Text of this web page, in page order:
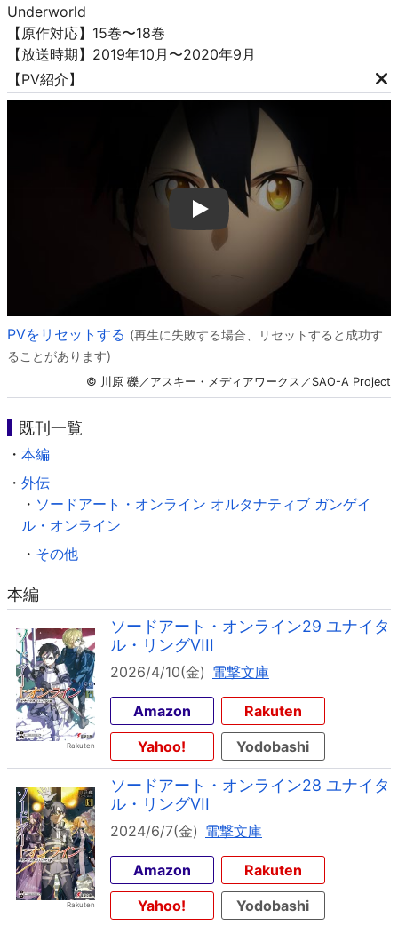
Underworld
【原作対応】15巻〜18巻
【放送時期】2019年10月〜2020年9月
【PV紹介】
Play
PVをリセットする (再生に失敗する場合、リセットすると成功す
ることがあります)
© 川原 礫／アスキー・メディアワークス／SAO-A Project
既刊一覧
・ 本編
・ 外伝
・ ソードアート・オンライン オルタナティブ ガンゲイ
ル・オンライン
・ その他
本編
ソードアート・オンライン29 ユナイタ
ル・リングVIII
2026/4/10(金) 電撃文庫
Amazon
Rakuten
Yahoo!
Yodobashi
ソードアート・オンライン28 ユナイタ
ル・リングVII
2024/6/7(金) 電撃文庫
Amazon
Rakuten
Yahoo!
Yodobashi